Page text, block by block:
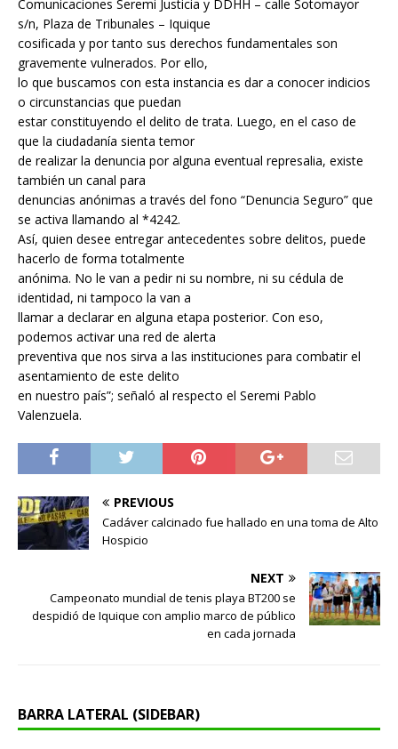
Comunicaciones Seremi Justicia y DDHH – calle Sotomayor
s/n, Plaza de Tribunales – Iquique
cosificada y por tanto sus derechos fundamentales son
gravemente vulnerados. Por ello,
lo que buscamos con esta instancia es dar a conocer indicios
o circunstancias que puedan
estar constituyendo el delito de trata. Luego, en el caso de
que la ciudadanía sienta temor
de realizar la denuncia por alguna eventual represalia, existe
también un canal para
denuncias anónimas a través del fono “Denuncia Seguro” que
se activa llamando al *4242.
Así, quien desee entregar antecedentes sobre delitos, puede
hacerlo de forma totalmente
anónima. No le van a pedir ni su nombre, ni su cédula de
identidad, ni tampoco la van a
llamar a declarar en alguna etapa posterior. Con eso,
podemos activar una red de alerta
preventiva que nos sirva a las instituciones para combatir el
asentamiento de este delito
en nuestro país”; señaló al respecto el Seremi Pablo
Valenzuela.
PREVIOUS
Cadáver calcinado fue hallado en una toma de Alto
Hospicio
NEXT
Campeonato mundial de tenis playa BT200 se
despidió de Iquique con amplio marco de público
en cada jornada
BARRA LATERAL (SIDEBAR)